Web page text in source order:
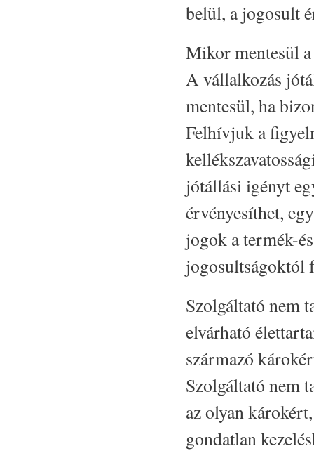
belül, a jogosult
Mikor mentesül
A vállalkozás
mentesül, ha
Felhívjuk a
jótállási igényt
érvényesíthet,
jogok a termék-
jogosultságoktól
Szolgáltató nem
elvárható
származó
Szolgáltató nem
az olyan
gondatlan